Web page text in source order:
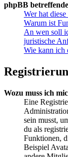
phpBB
Wer hat
Warum ist
An wen soll
juristische
Wie kann ich
Wozu muss ich
Eine
sein musst,
du als
Funktionen,
Beispiel